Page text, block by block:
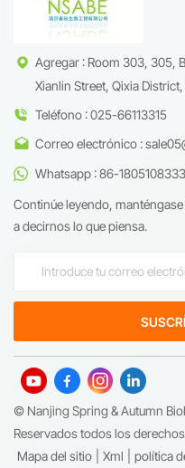
Agregar : Room 303, 305,
Xianlin Street, Qixia
Teléfono : 025-66113315
Correo electrónico :
Whatsapp : 86-
Continúe leyendo,
a decirnos lo que piensa.
© Nanjing Spring & Autumn
Reservados todos los
Mapa del sitio
Xml política